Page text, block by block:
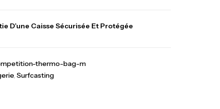
D’une Caisse Sécurisée Et Protégée
thermo-bag-m
, Surfcasting
Inox T26S/35
, Accessoires bateaux